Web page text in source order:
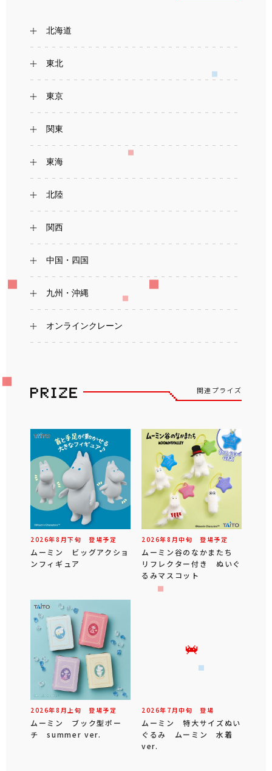
北海道
東北
東京
関東
東海
北陸
関西
中国・四国
九州・沖縄
オンラインクレーン
関連プライズ
2026年8 月下旬 登場予定
ムーミン ビッグアクショ
ンフィギュア
2026年8 月中旬 登場予定
ムーミン谷のなかまたち
リフレクター付き ぬいぐ
るみマスコット
2026年8 月 上旬 登場予定
ムーミン ブック型ポー
チ summer ver.
2026年 7 月中旬 登場
ムーミン 特大サイズぬい
ぐるみ ムーミン 水着
ver.